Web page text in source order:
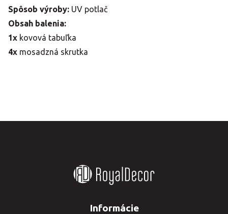
Spôsob výroby: UV potlač
Obsah balenia:
1x kovová tabuľka
4x mosadzná skrutka
Informácie